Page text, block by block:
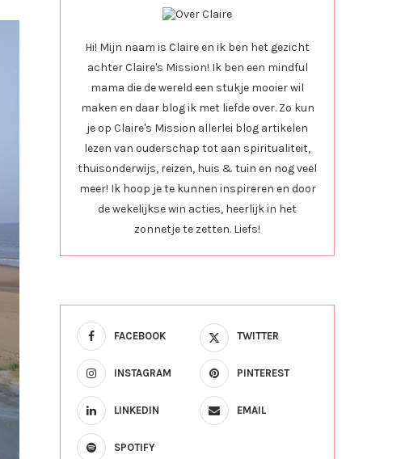
Hi! Mijn naam is Claire en ik ben het gezicht
achter Claire's Mission! Ik ben een mindful
mama die de wereld een stukje mooier wil
maken en daar blog ik met liefde over. Zo kun
je op Claire's Mission allerlei blog artikelen
lezen van ouderschap tot aan spiritualiteit,
thuisonderwijs, reizen, huis & tuin en nog veel
meer! Ik hoop je te kunnen inspireren en door
de wekelijkse win acties, heerlijk in het
zonnetje te zetten. Liefs!
FACEBOOK TWITTER
INSTAGRAM PINTEREST
LINKEDIN EMAIL
SPOTIFY